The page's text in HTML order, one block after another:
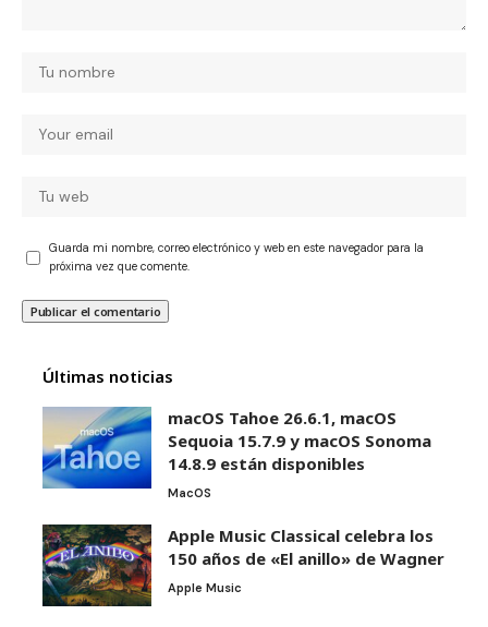
Guarda mi nombre, correo electrónico y web en este navegador para la
próxima vez que comente.
Últimas noticias
macOS Tahoe 26.6.1, macOS
Sequoia 15.7.9 y macOS Sonoma
14.8.9 están disponibles
MacOS
Apple Music Classical celebra los
150 años de «El anillo» de Wagner
Apple Music